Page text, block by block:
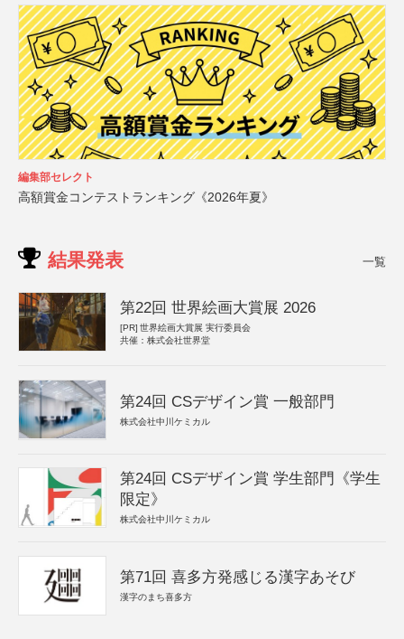
編集部セレクト
高額賞金コンテストランキング《2026年夏》
結果発表 一覧
第22回 世界絵画大賞展 2026
[PR] 世界絵画大賞展 実行委員会
共催：株式会社世界堂
第24回 CSデザイン賞 一般部門
株式会社中川ケミカル
第24回 CSデザイン賞 学生部門《学生
限定》
株式会社中川ケミカル
第71回 喜多方発感じる漢字あそび
漢字のまち喜多方